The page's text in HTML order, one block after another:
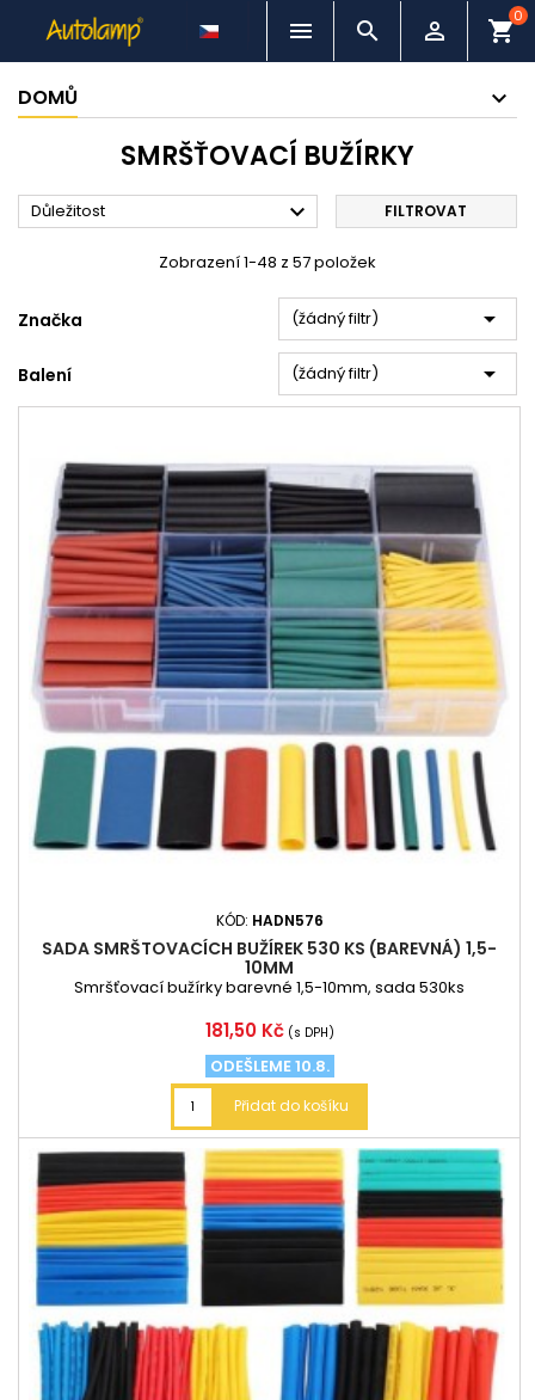
   shopping_cart
0
DOMŮ
SMRŠŤOVACÍ BUŽÍRKY
Důležitost  FILTROVAT
Zobrazení 1-48 z 57 položek
Značka (žádný filtr) 
Balení (žádný filtr) 
KÓD: HADN576
SADA SMRŠTOVACÍCH BUŽÍREK 530 KS (BAREVNÁ) 1,5-
10MM
Smršťovací bužírky barevné 1,5-10mm, sada 530ks
Cena
181,50 Kč (s DPH)
ODEŠLEME 10.8.
Přidat do košíku